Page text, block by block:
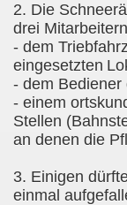
2. Die
drei
- dem
eingesetzten
- dem
- einem
Stellen
an denen die
3. Einigen
einmal